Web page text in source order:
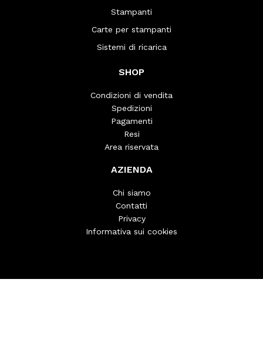
Stampanti
Carte per stampanti
Sistemi di ricarica
SHOP
Condizioni di vendita
Spedizioni
Pagamenti
Resi
Area riservata
AZIENDA
Chi siamo
Contatti
Privacy
Informativa sui cookies